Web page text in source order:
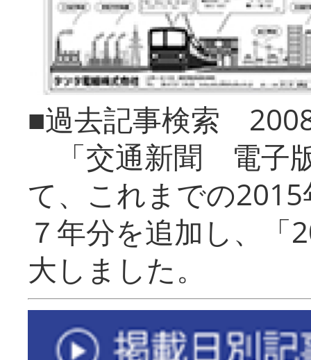
■過去記事検索
「交通新聞 電子
て、これまでの
７年分を追加し、「
大しまし